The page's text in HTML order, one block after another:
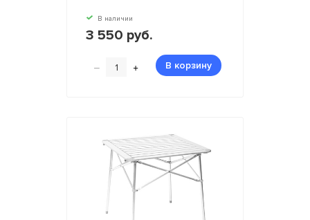
В наличии
3 550 руб.
– + В корзину